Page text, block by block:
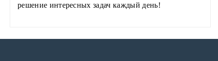
решение интересных задач каждый день!